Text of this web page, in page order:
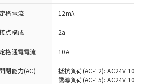
定格電流 12mA
接点構成 2a
定格通電電流 10A
開閉能力(AC)
抵抗負荷(AC-12): AC24V 10A/
誘導負荷(AC-15): AC24V
条件
をお読みいただき、同意のうえ
：EU RoHS指令（10物質）の
した製品が提供可能な商品で
RoHS指令（10物質）の非含
製品に切り替える予定のある
し：EU RoHS指令（10物質）の
対応の商品で、対応品を出す予